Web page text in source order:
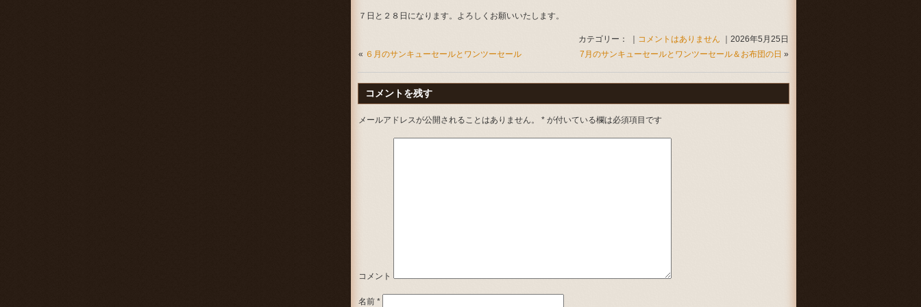
７日と２８日になります。よろしくお願いいたします。
カテゴリー： ｜ コメントはありません ｜2026年5月25日
« ６月のサンキューセールとワンツーセール 7月のサンキューセールとワンツーセール＆お布団の日 »
コメントを残す
メールアドレスが公開されることはありません。 * が付いている欄は必須項目です
コメント
名前*